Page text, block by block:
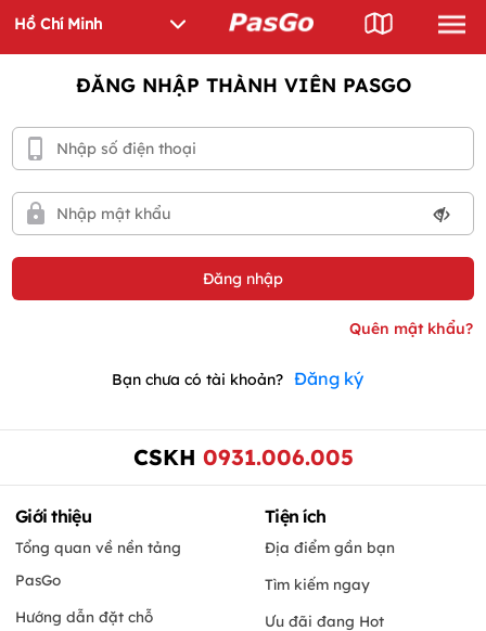
ĐĂNG NHẬP THÀNH VIÊN PASGO
Bạn chưa có tài khoản? Đăng ký
CSKH 0931.006.005
Giới thiệu
Tổng quan về nền tảng
PasGo
Hướng dẫn đặt chỗ
Tiện ích
Địa điểm gần bạn
Tìm kiếm ngay
Ưu đãi đang Hot